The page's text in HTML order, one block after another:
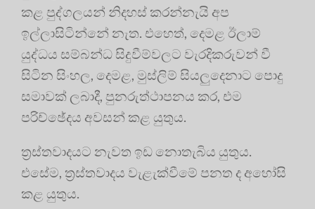
කළ පුද්ගලයන් නිදහස් කරන්නැයි අප
ඉල්ලාසිටින්නේ නැත. එහෙත්, දෙමළ ඊලාම්
යුද්ධය සම්බන්ධ සිදුවීම්වලට වැරදිකරුවන් වී
සිටින සිංහල, දෙමළ, මුස්ලිම් සියලුදෙනාට පොදු
සමාවක් ලබාදී, පුනරුත්ථාපනය කර, එම
පරිච්ඡේදය අවසන් කළ යුතුය.
ත්‍රස්තවාදයට නැවත ඉඩ නොතැබිය යුතුය.
එසේම, ත්‍රස්තවාදය වැළැක්වීමේ පනත ද අහෝසි
කළ යුතුය.